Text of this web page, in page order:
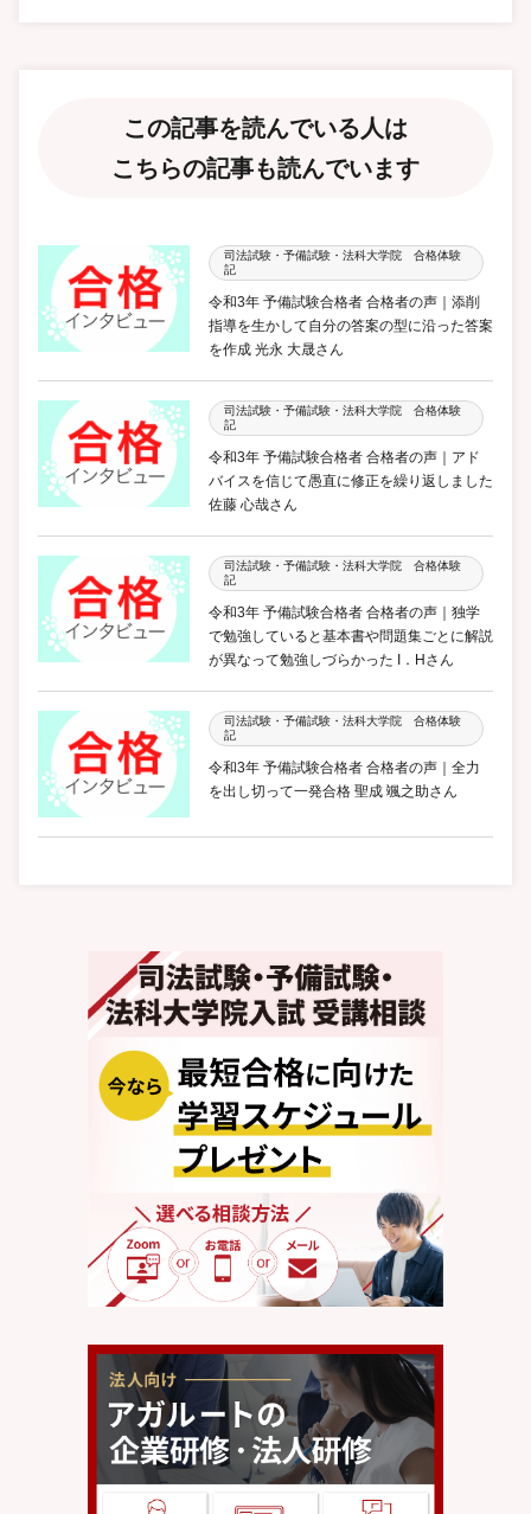
この記事を読んでいる人は
こちらの記事も読んでいます
司法試験・予備試験・法科大学院 合格体験
記
令和3年 予備試験合格者 合格者の声｜添削
指導を生かして自分の答案の型に沿った答案
を作成 光永 大晟さん
司法試験・予備試験・法科大学院 合格体験
記
令和3年 予備試験合格者 合格者の声｜アド
バイスを信じて愚直に修正を繰り返しました
佐藤 心哉さん
司法試験・予備試験・法科大学院 合格体験
記
令和3年 予備試験合格者 合格者の声｜独学
で勉強していると基本書や問題集ごとに解説
が異なって勉強しづらかった I．Hさん
司法試験・予備試験・法科大学院 合格体験
記
令和3年 予備試験合格者 合格者の声｜全力
を出し切って一発合格 聖成 颯之助さん